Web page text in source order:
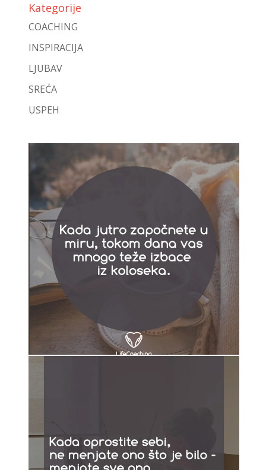
Kategorije
COACHING
INSPIRACIJA
LJUBAV
SREĆA
USPEH